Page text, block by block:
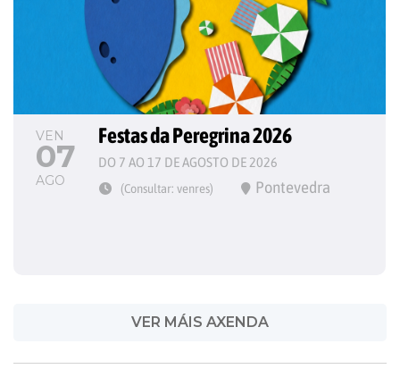
VEN
07
AGO
Festas da Peregrina 2026
DO 7 AO 17 DE AGOSTO DE 2026
(Consultar: venres) Pontevedra
VER MÁIS AXENDA